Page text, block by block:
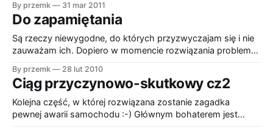
wpadłem na to przy wybieraniu daty spłaty raty kredytu i
mam to "pierwszego". Wachnięcie kursu franka przy
By przemk 31 mar 2011
Do zapamiętania
Są rzeczy niewygodne, do których przyzwyczajam się i nie
zauważam ich. Dopiero w momencie rozwiązania problemu
wykańczania naszego mieszkania kupiliśmy kabinę
prysznicową GEMY zrobioną małymi chińskimi rączkami.
Kabina jak kabina, z dużymi ciężkimi przesuwnymi szklanymi
drzwiami. Uchwyty rolek, które podtrzymywały te drzwi
By przemk 28 lut 2010
Ciąg przyczynowo-skutkowy cz2
Kolejna część, w której rozwiązana zostanie zagadka
pewnej awarii samochodu :-) Głównym bohaterem jest